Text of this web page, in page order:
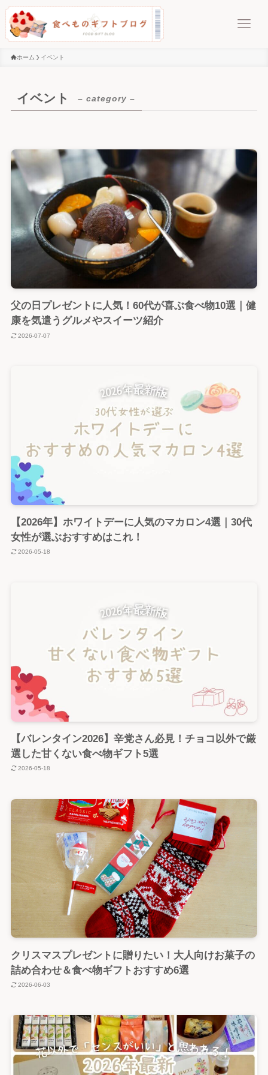
ホーム イベント
イベント – category –
父の日プレゼントに人気！60代が喜ぶ食べ物10選｜健
康を気遣うグルメやスイーツ紹介
2026-07-07
【2026年】ホワイトデーに人気のマカロン4選｜30代
女性が選ぶおすすめはこれ！
2026-05-18
【バレンタイン2026】辛党さん必見！チョコ以外で厳
選した甘くない食べ物ギフト5選
2026-05-18
クリスマスプレゼントに贈りたい！大人向けお菓子の
詰め合わせ＆食べ物ギフトおすすめ6選
2026-06-03